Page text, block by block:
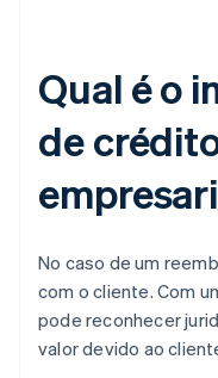
Qual é o
de
No caso de um
com o cliente. Com
pode reconhecer
valor devido ao